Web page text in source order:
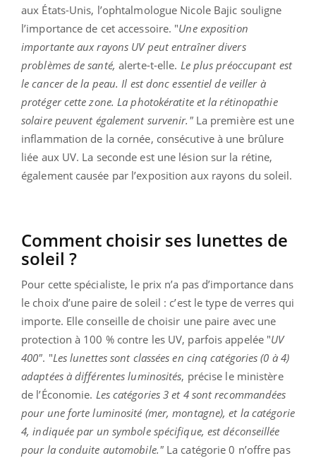
aux États-Unis, l’ophtalmologue Nicole Bajic souligne
l’importance de cet accessoire. "Une exposition
importante aux rayons UV peut entraîner divers
problèmes de santé, alerte-t-elle. Le plus préoccupant est
le cancer de la peau. Il est donc essentiel de veiller à
protéger cette zone. La photokératite et la rétinopathie
solaire peuvent également survenir."La première est une
inflammation de la cornée, consécutive à une brûlure
liée aux UV. La seconde est une lésion sur la rétine,
également causée par l’exposition aux rayons du soleil.
Comment choisir ses lunettes de
soleil ?
Pour cette spécialiste, le prix n’a pas d’importance dans
le choix d’une paire de soleil : c’est le type de verres qui
importe. Elle conseille de choisir une paire avec une
protection à 100 % contre les UV, parfois appelée "UV
400". "Les lunettes sont classées en cinq catégories (0 à 4)
adaptées à différentes luminosités, précise le ministère
de l’Économie. Les catégories 3 et 4 sont recommandées
pour une forte luminosité (mer, montagne), et la catégorie
4, indiquée par un symbole spécifique, est déconseillée
pour la conduite automobile."La catégorie 0 n’offre pas